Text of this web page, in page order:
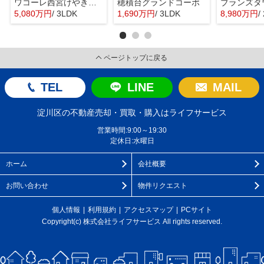
5,080万円/ 3LDK
穂積台グランドコーポ
1,690万円/ 3LDK 8,980万円/
ページトップに戻る
TEL LINE MAIL
淀川区の不動産売却・買取・購入はライフサービス
営業時間:9:00～19:30
定休日:水曜日
ホーム 会社概要
お問い合わせ 物件リクエスト
個人情報 利用規約 アクセスマップ
PCサイト
Copyright(c) 株式会社ライフサービス All rights reserved.